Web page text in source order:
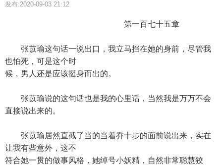
发布:2020-09-03 21:12
第一百七十五章
张苡瑜这句话一说出口，我立马挡在她的身前，尽管我
也怕死，可是这个时
候，男人还是应该挺身而出的。
张苡瑜说的这句话也是我的心里话，当然我是万万不会
直接说出来的。
张苡瑜居然直截了当的当着乔十步的面前说出来，实在
让我有些意外，这不
符合她一贯的做事风格，她绰号小妖精，自然非常聪慧狡